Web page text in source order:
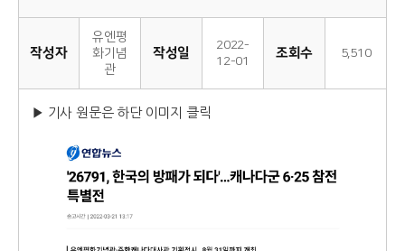
작성자
유엔평
화기념
관
작성일
2022-
12-01
조회수 5,510
▶ 기사 원문은 하단 이미지 클릭